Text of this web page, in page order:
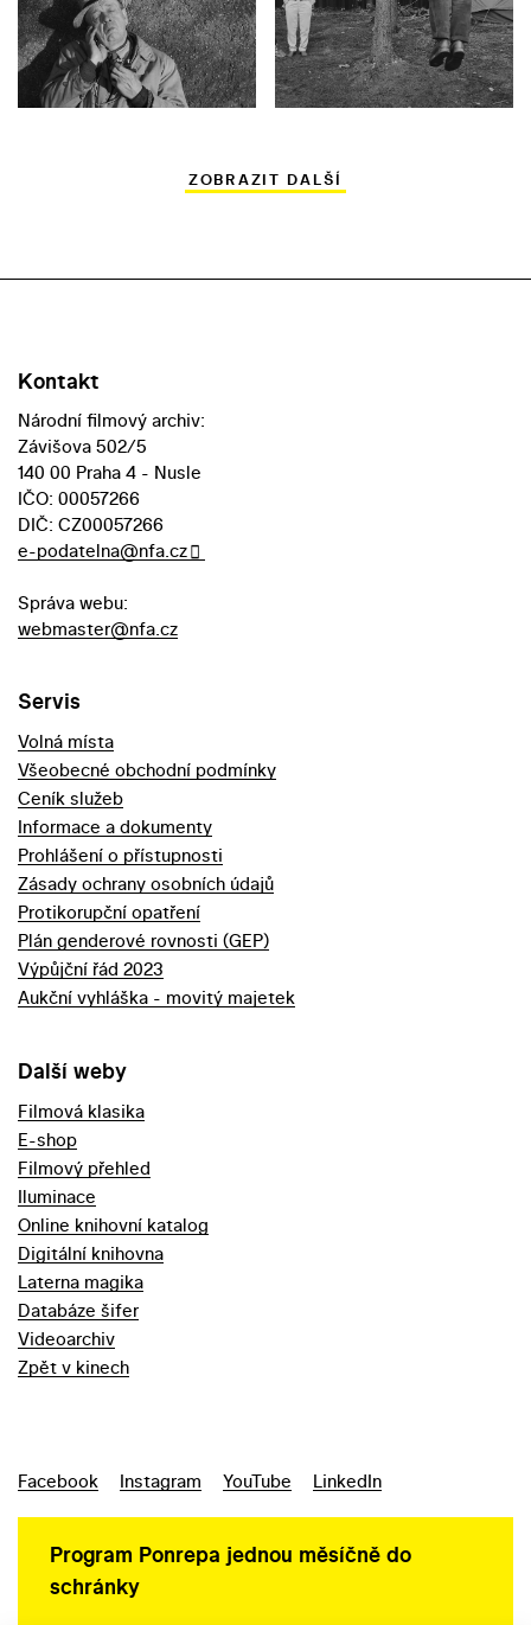
ZOBRAZIT DALŠÍ
Kontakt
Národní filmový archiv:
Závišova 502/5
140 00 Praha 4 - Nusle
IČO: 00057266
DIČ: CZ00057266
e-podatelna@nfa.cz
Správa webu:
webmaster@nfa.cz
Servis
Volná místa
Všeobecné obchodní podmínky
Ceník služeb
Informace a dokumenty
Prohlášení o přístupnosti
Zásady ochrany osobních údajů
Protikorupční opatření
Plán genderové rovnosti (GEP)
Výpůjční řád 2023
Aukční vyhláška - movitý majetek
Další weby
Filmová klasika
E-shop
Filmový přehled
Iluminace
Online knihovní katalog
Digitální knihovna
Laterna magika
Databáze šifer
Videoarchiv
Zpět v kinech
Facebook Instagram YouTube LinkedIn
Program Ponrepa jednou měsíčně do
schránky